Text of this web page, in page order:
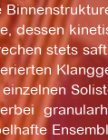
dessen
stets